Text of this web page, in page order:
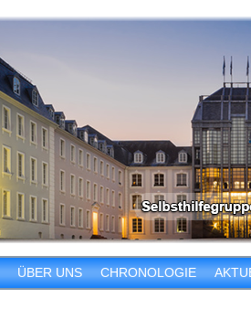
ÜBER UNS CHRONOLOGIE